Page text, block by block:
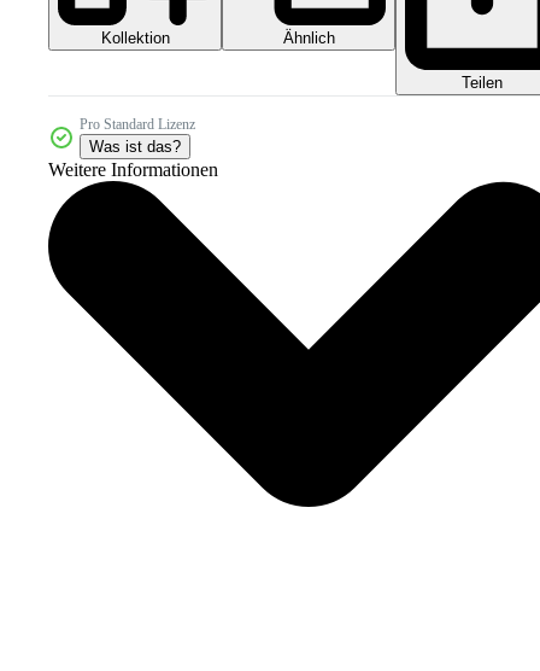
Kollektion Ähnlich
Teilen
Pro Standard Lizenz
Was ist das?
Weitere Informationen